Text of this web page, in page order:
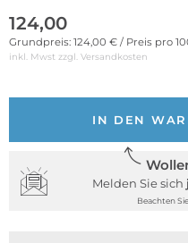
124,00
Grundpreis: 124,00 € / Preis pro
inkl. Mwst zzgl. Versandkosten
IN DEN
Melden Sie sich
Beachten